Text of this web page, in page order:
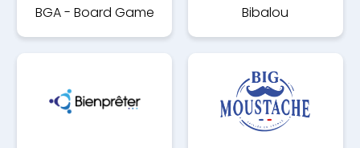
BGA - Board Game Bibalou